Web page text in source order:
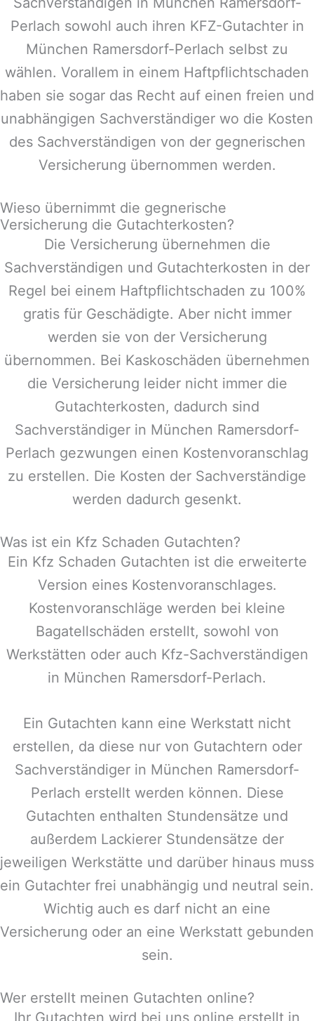
Perlach sowohl auch ihren KFZ-Gutachter in
München Ramersdorf-Perlach selbst zu
wählen. Vorallem in einem Haftpflichtschaden
haben sie sogar das Recht auf einen freien und
unabhängigen Sachverständiger wo die Kosten
des Sachverständigen von der gegnerischen
Versicherung übernommen werden.
Wieso übernimmt die gegnerische
Versicherung die Gutachterkosten?
Die Versicherung übernehmen die
Sachverständigen und Gutachterkosten in der
Regel bei einem Haftpflichtschaden zu 100%
gratis für Geschädigte. Aber nicht immer
werden sie von der Versicherung
übernommen. Bei Kaskoschäden übernehmen
die Versicherung leider nicht immer die
Gutachterkosten, dadurch sind
Sachverständiger in München Ramersdorf-
Perlach gezwungen einen Kostenvoranschlag
zu erstellen. Die Kosten der Sachverständige
werden dadurch gesenkt.
Was ist ein Kfz Schaden Gutachten?
Ein Kfz Schaden Gutachten ist die erweiterte
Version eines Kostenvoranschlages.
Kostenvoranschläge werden bei kleine
Bagatellschäden erstellt, sowohl von
Werkstätten oder auch Kfz-Sachverständigen
in München Ramersdorf-Perlach.
Ein Gutachten kann eine Werkstatt nicht
erstellen, da diese nur von Gutachtern oder
Sachverständiger in München Ramersdorf-
Perlach erstellt werden können. Diese
Gutachten enthalten Stundensätze und
außerdem Lackierer Stundensätze der
jeweiligen Werkstätte und darüber hinaus muss
ein Gutachter frei unabhängig und neutral sein.
Wichtig auch es darf nicht an eine
Versicherung oder an eine Werkstatt gebunden
sein.
Wer erstellt meinen Gutachten online?